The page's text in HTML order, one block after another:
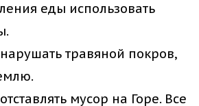
еды использовать
нарушать травяной покров,
отставлять мусор на Горе. Все